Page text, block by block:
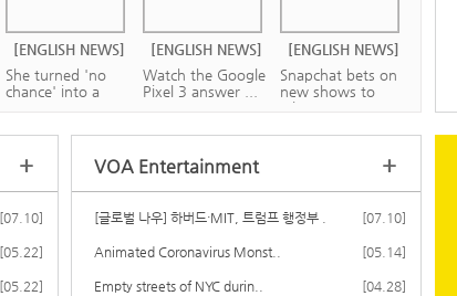
[ENGLISH NEWS]
She turned 'no
chance' into a
[ENGLISH NEWS]
Watch the Google
Pixel 3 answer ...
[ENGLISH NEWS]
Snapchat bets on
new shows to
wi...
[ENGLISH NEWS]
beached sperm
[ENGLISH NEWS]
first cases on S...
[ENGLISH NEWS]
can make or break
[07.10]
[05.22]
[05.22]
+ VOA Entertainment
[글로벌 나우] 하버드·MIT, 트럼프 행정부 .. [07.10]
Animated Coronavirus Monst.. [05.14]
Empty streets of NYC durin.. [04.28]
+